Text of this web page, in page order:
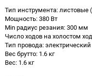
Тип инструмента: листовые
Мощность: 380 Вт
Min радиус резания: 300 мм
Число ходов на холостом
Тип провода: электрический
Вес брутто: 1.6 кг
Вес: 1.6 кг